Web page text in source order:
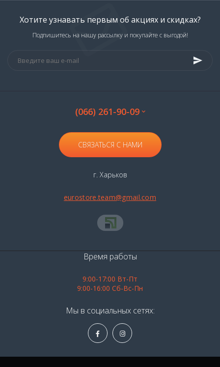
Хотите узнавать первым об акциях и скидках?
Подпишитесь на нашу рассылку и покупайте с выгодой!
(066) 261-90-09
СВЯЗАТЬСЯ С НАМИ
г. Харьков
eurostore.team@gmail.com
Время работы
9:00-17:00 Вт-Пт
9:00-16:00 Сб-Вс-Пн
Мы в социальных сетях: